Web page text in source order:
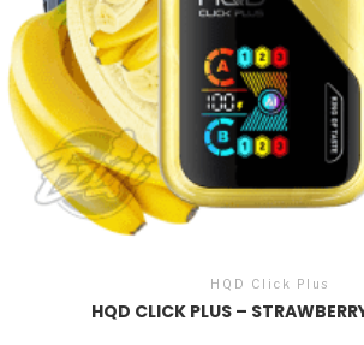
HQD Click Plus
HQD CLICK PLUS –